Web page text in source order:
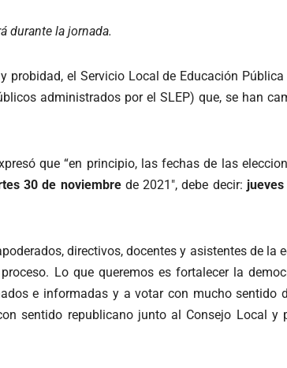
durante la jornada.
probidad, el Servicio Local de Educación
administrados por el SLEP) que, se han
que “en principio, las fechas de las
30 de noviembrede 2021″, debe decir:
directivos, docentes y asistentes de la
Lo que queremos es fortalecer la
e informadas y a votar con mucho sentido
sentido republicano junto al Consejo Local y